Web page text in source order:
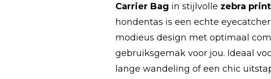
Carrier Bag in stijlvolle zebra print
hondentas is een echte
modieus design met optimaal
gebruiksgemak voor jou. Ideaal
lange wandeling of een chic